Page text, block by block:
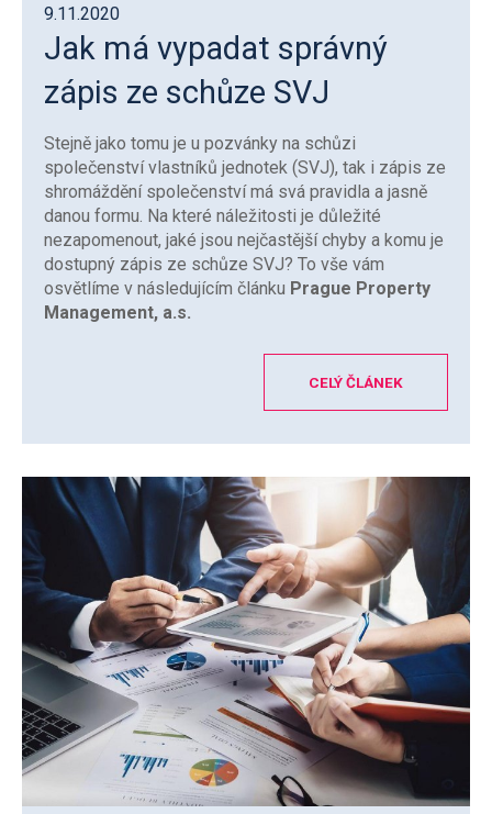
9.11.2020
Jak má vypadat správný
zápis ze schůze SVJ
Stejně jako tomu je u pozvánky na schůzi
společenství vlastníků jednotek (SVJ), tak i zápis ze
shromáždění společenství má svá pravidla a jasně
danou formu. Na které náležitosti je důležité
nezapomenout, jaké jsou nejčastější chyby a komu je
dostupný zápis ze schůze SVJ? To vše vám
osvětlíme v následujícím článku Prague Property
Management, a.s.
CELÝ ČLÁNEK